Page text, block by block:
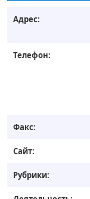
Адрес:
Телефон:
Факс:
Сайт:
Рубрики: